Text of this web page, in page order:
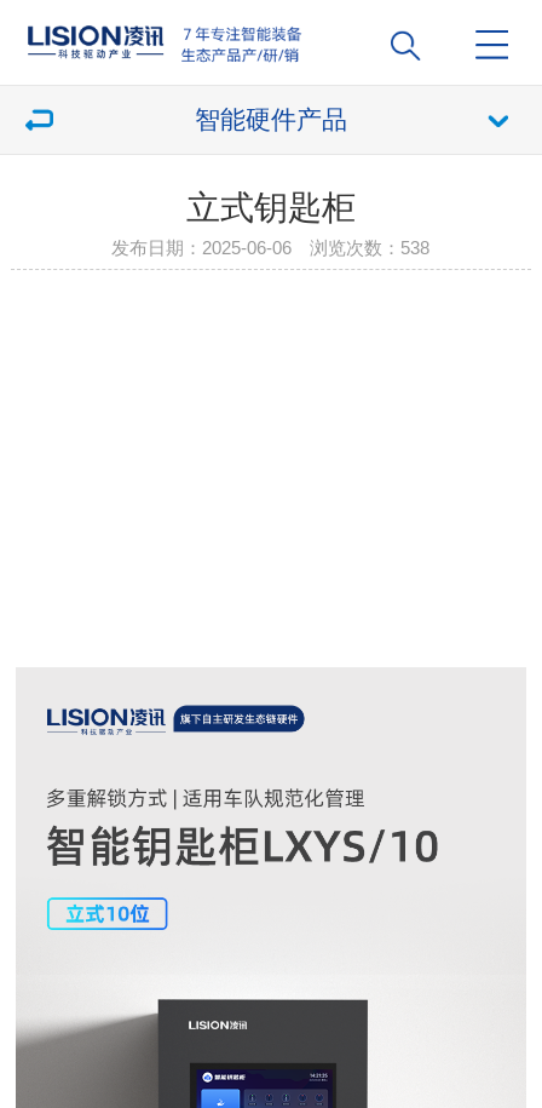
智能硬件产品
立式钥匙柜
发布日期：2025-06-06 浏览次数： 538